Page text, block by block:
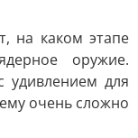
на каком этапе
оружие.
удивлением для
очень сложно